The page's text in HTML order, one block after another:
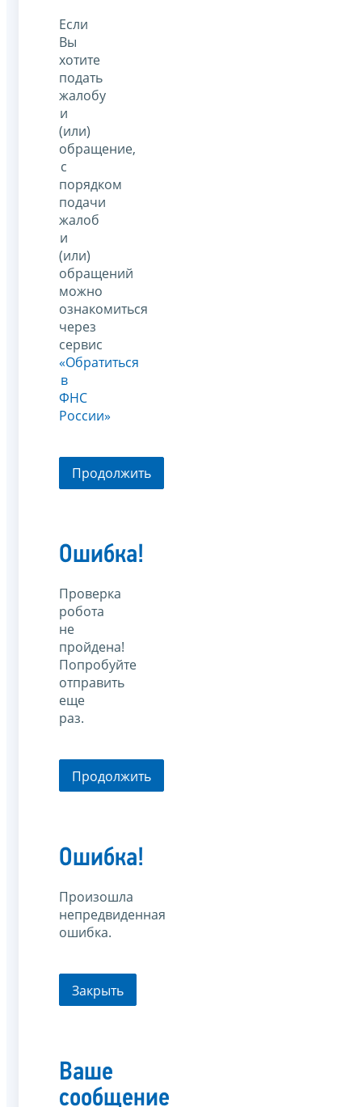
Если
Вы
хотите
подать
жалобу
и
(или)
обращение,
с
порядком
подачи
жалоб
и
(или)
обращений
можно
ознакомиться
через
сервис
«Обратиться
в
ФНС
России»
Продолжить
Ошибка!
Проверка
робота
не
пройдена!
Попробуйте
отправить
еще
раз.
Продолжить
Ошибка!
Произошла
непредвиденная
ошибка.
Закрыть
Ваше
сообщение